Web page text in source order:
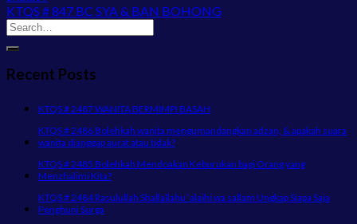
KTQS # 847 BC SYA & BAN BOHONG
Recent Posts
KTQS # 2487 WANITA BERMIMPI BASAH
KTQS # 2486 Bolehkah wanita mengumandangkan adzan, & apakah suara
wanita dianggap aurat atau tidak?
KTQS # 2485 Bolehkah Mendoakan Keburukan bagi Orang yang
Menzhalimi Kita?
KTQS # 2484 Rasulullah Shallallahu ‘alaihi wa sallam Ungkap Siapa Saja
Penghuni Surga